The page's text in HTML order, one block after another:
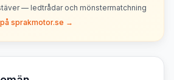
— ledtrådar och mönstermatchning
sprakmotor.se →